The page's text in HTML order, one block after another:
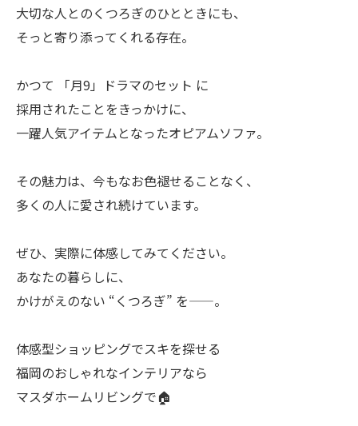
大切な人とのくつろぎのひとときにも、
そっと寄り添ってくれる存在。
かつて 「月9」ドラマのセット に
採用されたことをきっかけに、
一躍人気アイテムとなったオピアムソファ。
その魅力は、今もなお色褪せることなく、
多くの人に愛され続けています。
ぜひ、実際に体感してみてください。
あなたの暮らしに、
かけがえのない “くつろぎ” を——。
体感型ショッピングでスキを探せる
福岡のおしゃれなインテリアなら
マスダホームリビングで🏠